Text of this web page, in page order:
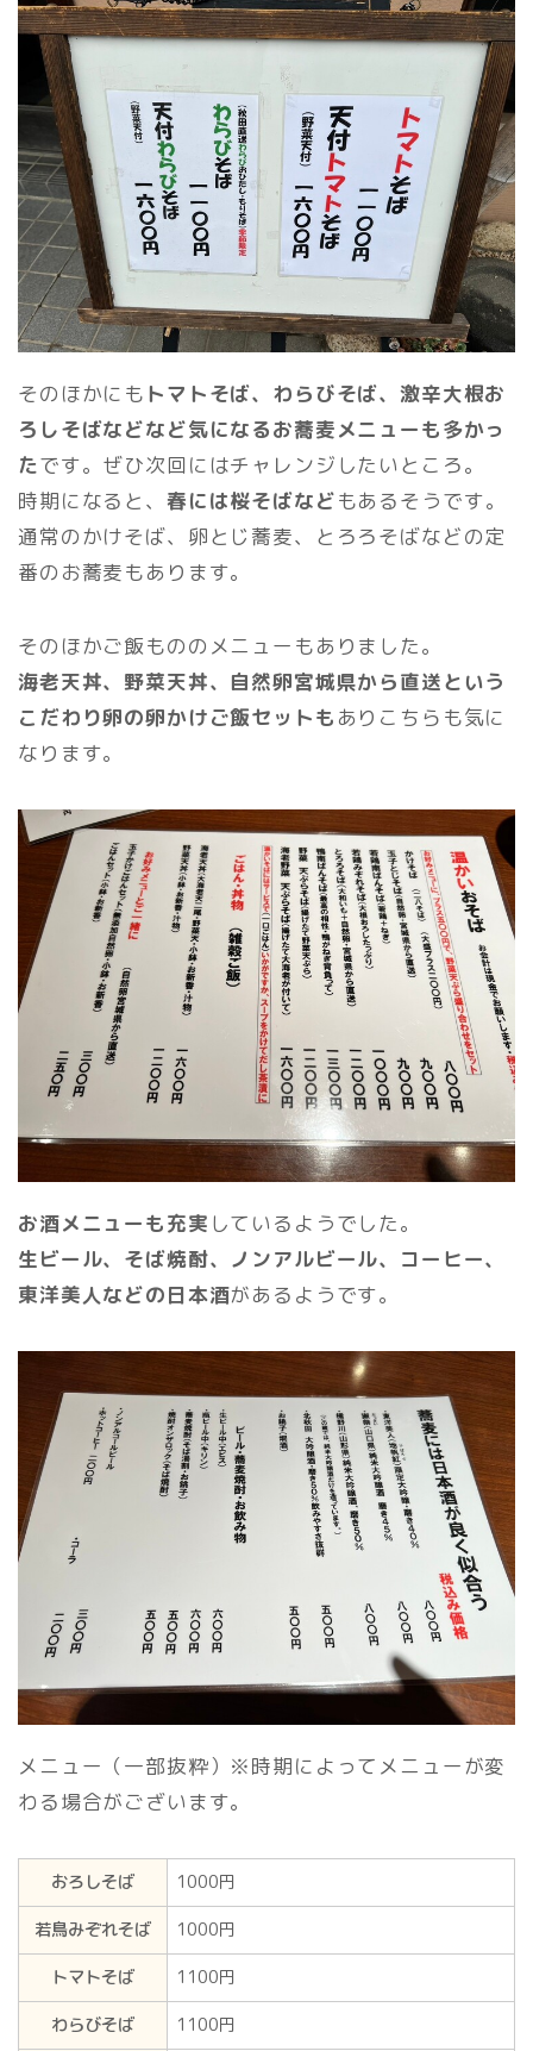
そのほかにも トマトそば、わらびそば、激辛大根お
ろしそばなどなど気になるお蕎麦メニューも多かっ
たです。ぜひ次回にはチャレンジしたいところ。
時期になると、 春には桜そばなどもあるそうです。
通常のかけそば、卵とじ蕎麦、とろろそばなどの定
番のお蕎麦もあります。
そのほかご飯もののメニューもありました。
海老天丼、野菜天丼、自然卵宮城県から直送という
こだわり卵の卵かけご飯セットも ありこちらも気に
なります。
お酒メニューも充実 しているようでした。
生ビール、そば焼酎、ノンアルビール、コーヒー、
東洋美人などの日本酒があるようです。
メニュー（一部抜粋）※時期によってメニューが変
わる場合がございます。
おろしそば
1000円
若鳥みぞれそば
1000円
トマトそば
1100円
わらびそば
1100円